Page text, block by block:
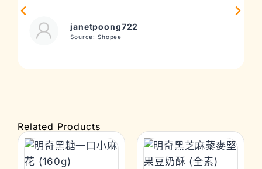
janetpoong722
Source: Shopee
Related Products